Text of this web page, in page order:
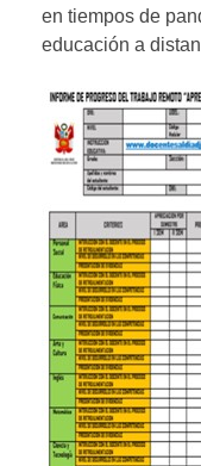
en tiempos de
educación a